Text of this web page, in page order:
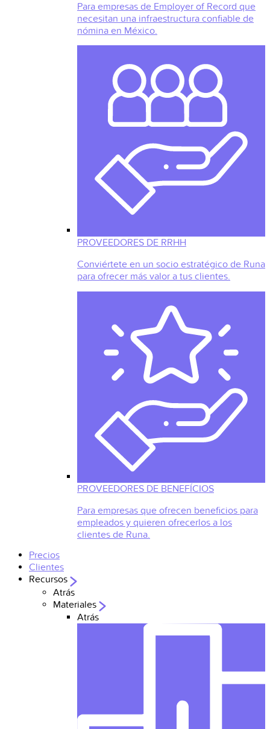
Para empresas de Employer of Record que
necesitan una infraestructura confiable de
nómina en México.
PROVEEDORES DE RRHH
Conviértete en un socio estratégico de Runa
para ofrecer más valor a tus clientes.
PROVEEDORES DE BENEFÍCIOS
Para empresas que ofrecen beneficios para
empleados y quieren ofrecerlos a los
clientes de Runa.
Precios
Clientes
Recursos
Atrás
Materiales
Atrás